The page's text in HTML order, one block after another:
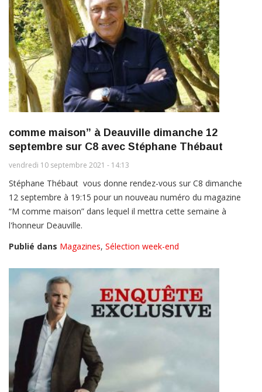
comme maison” à Deauville dimanche 12
septembre sur C8 avec Stéphane Thébaut
vendredi 10 septembre 2021 - 14:13
Stéphane Thébaut vous donne rendez-vous sur C8 dimanche
12 septembre à 19:15 pour un nouveau numéro du magazine
“M comme maison” dans lequel il mettra cette semaine à
l'honneur Deauville.
Publié dans Magazines, Sélection week-end